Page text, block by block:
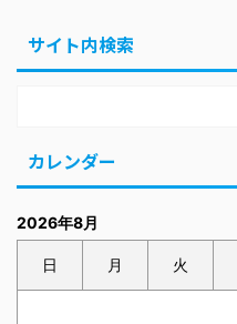
サイト内検索
カレンダー
2026年8月
日 月 火